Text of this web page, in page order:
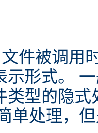
文件被调用
示形式。
类型的隐
单处理，